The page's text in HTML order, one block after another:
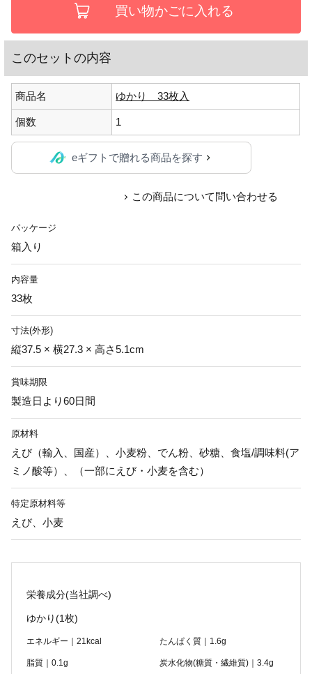
このセットの内容
商品名 ゆかり 33枚入
個数 1
eギフトで贈れる商品を探す
この商品について問い合わせる
パッケージ
箱入り
内容量
33枚
寸法(外形)
縦37.5 × 横27.3 × 高さ5.1cm
賞味期限
製造日より60日間
原材料
えび（輸入、国産）、小麦粉、でん粉、砂糖、食塩/調味料(ア
ミノ酸等）、（一部にえび・小麦を含む）
特定原材料等
えび、小麦
栄養成分(当社調べ)
ゆかり(1枚)
エネルギー｜21kcal たんぱく質｜1.6g
脂質｜0.1g 炭水化物(糖質・繊維質)｜3.4g